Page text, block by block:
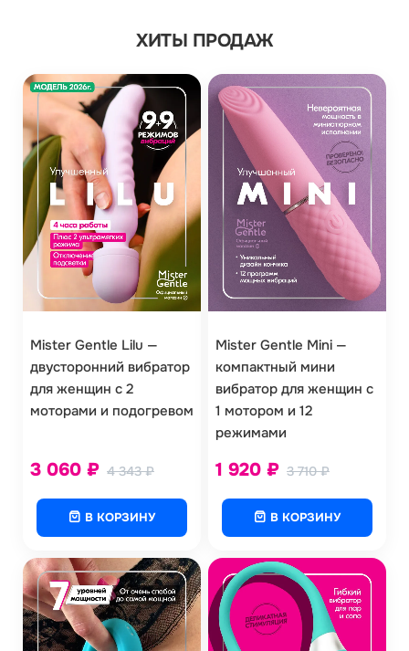
ХИТЫ ПРОДАЖ
Mister Gentle Lilu —
двусторонний вибратор
для женщин с 2
моторами и подогревом
4 343₽
3 060 ₽
В КОРЗИНУ
Mister Gentle Mini —
компактный мини
вибратор для женщин с
1 мотором и 12
режимами
3 710₽
1 920 ₽
В КОРЗИНУ